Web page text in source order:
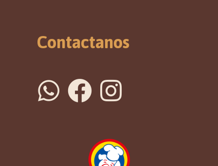
Contactanos